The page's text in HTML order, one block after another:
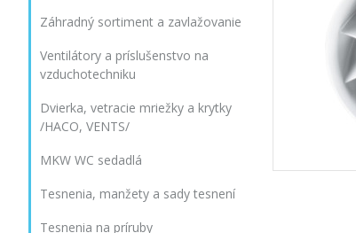
Záhradný sortiment a zavlažovanie
Ventilátory a príslušenstvo na
vzduchotechniku
Dvierka, vetracie mriežky a krytky
/HACO, VENTS/
MKW WC sedadlá
Tesnenia, manžety a sady tesnení
Tesnenia na príruby